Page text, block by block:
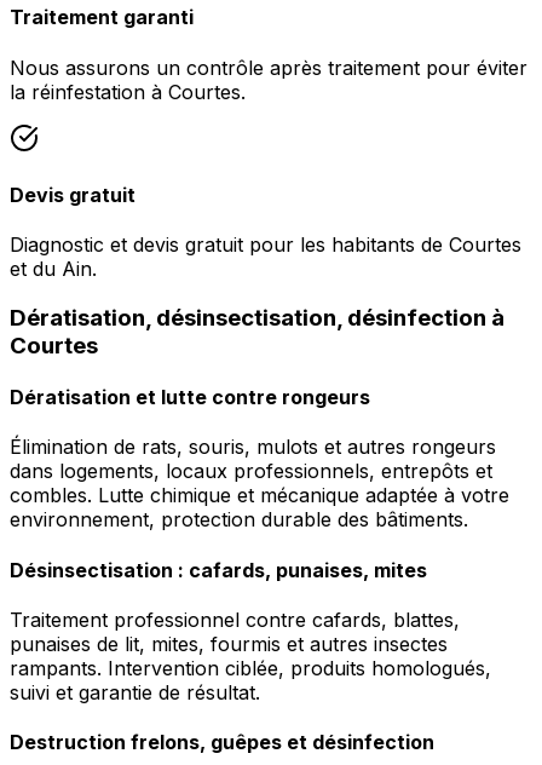
Traitement garanti
Nous assurons un contrôle après traitement pour éviter
la réinfestation à Courtes.
Devis gratuit
Diagnostic et devis gratuit pour les habitants de Courtes
et du Ain.
Dératisation, désinsectisation, désinfection à
Courtes
Dératisation et lutte contre rongeurs
Élimination de rats, souris, mulots et autres rongeurs
dans logements, locaux professionnels, entrepôts et
combles. Lutte chimique et mécanique adaptée à votre
environnement, protection durable des bâtiments.
Désinsectisation : cafards, punaises, mites
Traitement professionnel contre cafards, blattes,
punaises de lit, mites, fourmis et autres insectes
rampants. Intervention ciblée, produits homologués,
suivi et garantie de résultat.
Destruction frelons, guêpes et désinfection